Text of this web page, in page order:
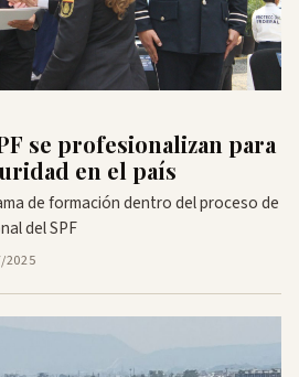
se profesionalizan para
en el país
de formación dentro del proceso de
del SPF
2025